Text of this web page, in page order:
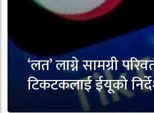
‘लत’ लाग्ने सामग्री
टिकटकलाई ईयूको